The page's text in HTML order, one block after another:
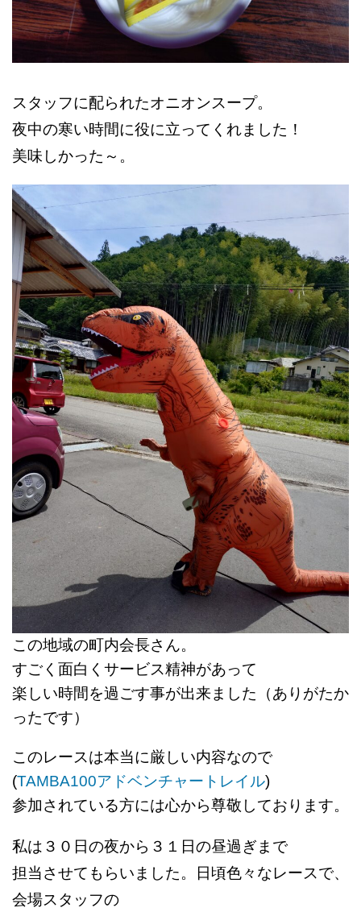
スタッフに配られたオニオンスープ。
夜中の寒い時間に役に立ってくれました！
美味しかった～。
この地域の町内会長さん。
すごく面白くサービス精神があって
楽しい時間を過ごす事が出来ました（ありがたか
ったです）
このレースは本当に厳しい内容なので
(TAMBA100アドベンチャートレイル)
参加されている方には心から尊敬しております。
私は３０日の夜から３１日の昼過ぎまで
担当させてもらいました。
日頃色々なレースで、
会場スタッフの